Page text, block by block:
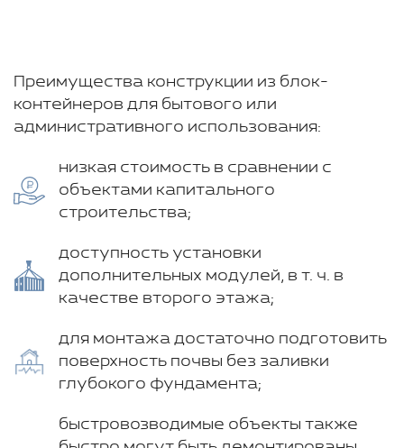
Преимущества конструкции из блок-
контейнеров для бытового или
административного использования:
низкая стоимость в сравнении с
объектами капитального
строительства;
доступность установки
дополнительных модулей, в т. ч. в
качестве второго этажа;
для монтажа достаточно подготовить
поверхность почвы без заливки
глубокого фундамента;
быстровозводимые объекты также